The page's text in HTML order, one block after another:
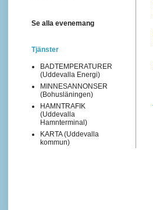
Se alla evenemang
Tjänster
BADTEMPERATURER
(Uddevalla Energi)
MINNESANNONSER
(Bohusläningen)
HAMNTRAFIK
(Uddevalla
Hamnterminal)
KARTA (Uddevalla
kommun)